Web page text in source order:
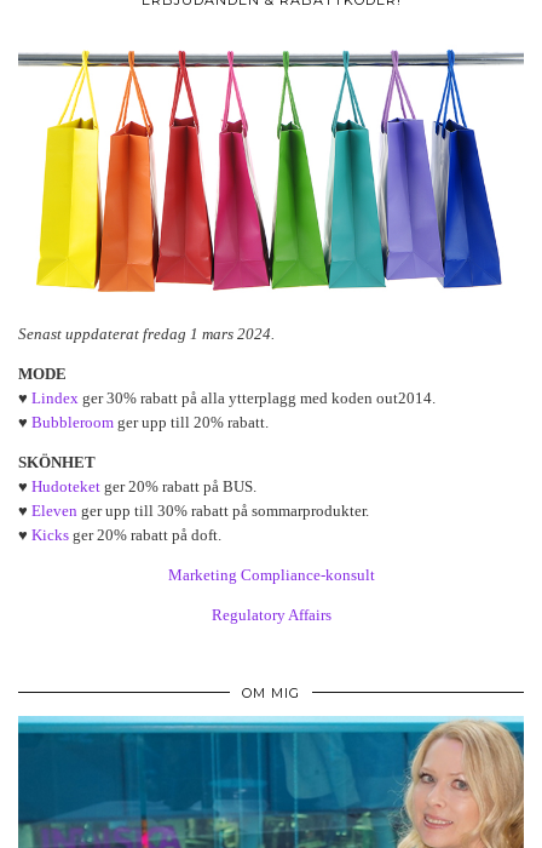
Senast uppdaterat fredag 1 mars 2024.
MODE
♥ Lindex ger 30% rabatt på alla ytterplagg med koden out2014.
♥ Bubbleroom ger upp till 20% rabatt.
SKÖNHET
♥ Hudoteket ger 20% rabatt på BUS.
♥ Eleven ger upp till 30% rabatt på sommarprodukter.
♥ Kicks ger 20% rabatt på doft.
Marketing Compliance-konsult
Regulatory Affairs
OM MIG